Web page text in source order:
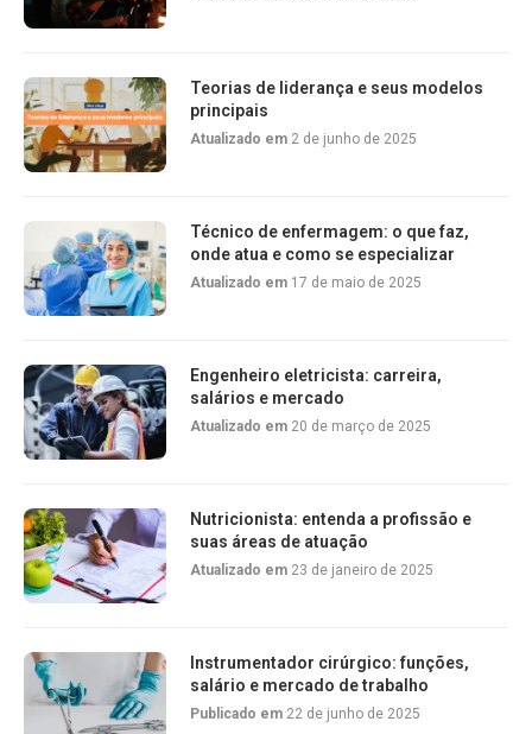
Teorias de liderança e seus modelos
principais
Atualizado em 2 de junho de 2025
Técnico de enfermagem: o que faz,
onde atua e como se especializar
Atualizado em 17 de maio de 2025
Engenheiro eletricista: carreira,
salários e mercado
Atualizado em 20 de março de 2025
Nutricionista: entenda a profissão e
suas áreas de atuação
Atualizado em 23 de janeiro de 2025
Instrumentador cirúrgico: funções,
salário e mercado de trabalho
Publicado em 22 de junho de 2025